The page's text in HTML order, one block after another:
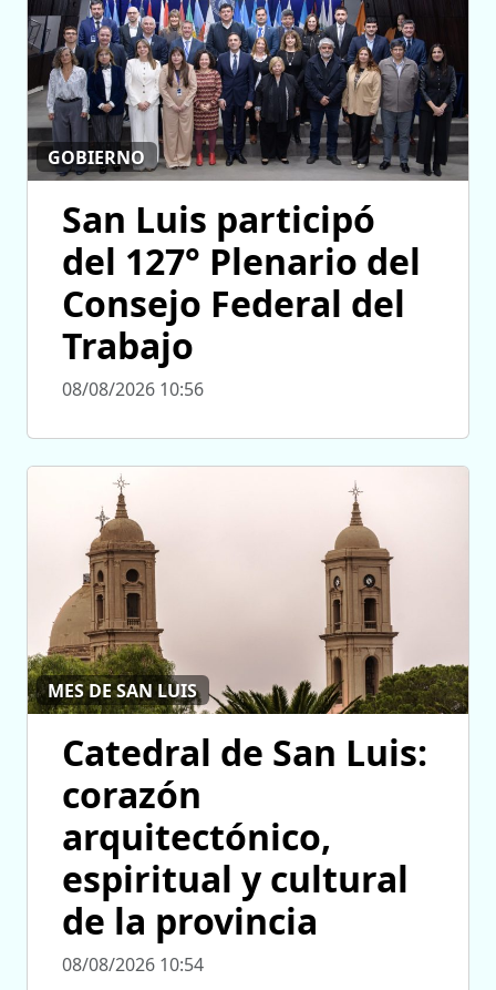
GOBIERNO
San Luis participó
del 127° Plenario del
Consejo Federal del
Trabajo
08/08/2026 10:56
MES DE SAN LUIS
Catedral de San Luis:
corazón
arquitectónico,
espiritual y cultural
de la provincia
08/08/2026 10:54